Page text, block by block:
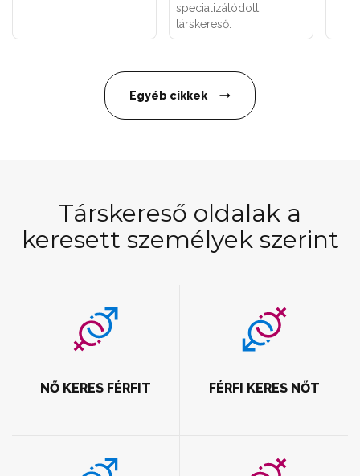
specializálódott
társkereső.
Egyéb cikkek
Társkereső oldalak a
keresett személyek szerint
NŐ KERES FÉRFIT FÉRFI KERES NŐT